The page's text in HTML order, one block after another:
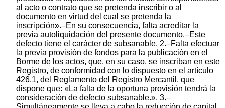
al acto o contrato que se pretenda inscribir o al
documento en virtud del cual se pretenda la
inscripción».–En su consecuencia, falta acreditar la
previa autoliquidación del presente documento.–Este
defecto tiene el carácter de subsanable. 2.–Falta efectuar
la previa provisión de fondos para la publicación en el
Borme de los actos, que, en su caso, se inscriban en este
Registro, de conformidad con lo dispuesto en el artículo
426,1, del Reglamento del Registro Mercantil, que
dispone que: «La falta de la oportuna provisión tendrá la
consideración de defecto subsanable.». 3.–